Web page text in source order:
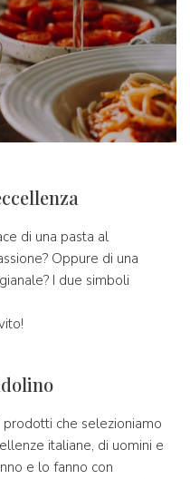
di una pasta al
Oppure di una
I due simboli
prodotti che selezioniamo
italiane, di uomini e
e lo fanno con